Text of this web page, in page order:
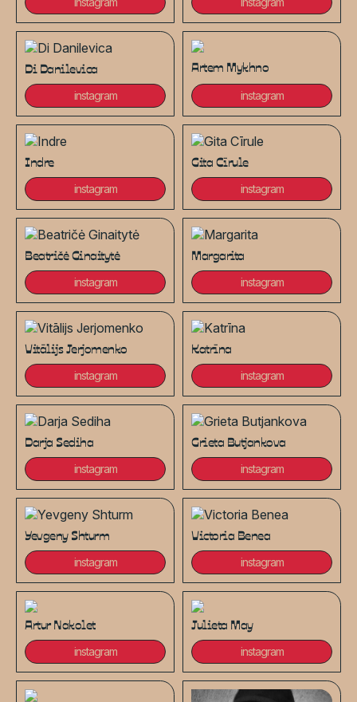
Di Danilevica
instagram
Artem Mykhno
instagram
Indre
instagram
Gita Cīrule
instagram
Beatričė Ginaitytė
instagram
Margarita
instagram
Vitālijs Jerjomenko
instagram
Katrīna
instagram
Darja Sediha
instagram
Grieta Butjankova
instagram
Yevgeny Shturm
instagram
Victoria Benea
instagram
Artur Nakolet
instagram
Julieta May
instagram